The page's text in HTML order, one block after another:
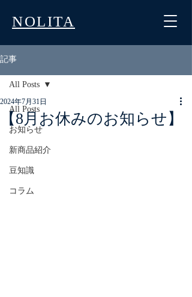
NOLITA
記事
All Posts
お知らせ
新商品紹介
豆知識
コラム
All Posts
【8月お休みのお知らせ】
2024年7月31日